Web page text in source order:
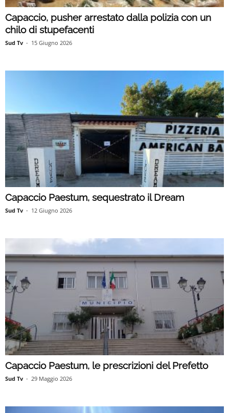
Capaccio, pusher arrestato dalla polizia con un
chilo di stupefacenti
Sud Tv - 15 Giugno 2026
Capaccio Paestum, sequestrato il Dream
Sud Tv - 12 Giugno 2026
Capaccio Paestum, le prescrizioni del Prefetto
Sud Tv - 29 Maggio 2026